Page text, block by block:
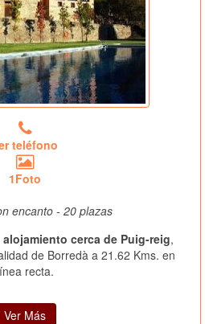
teléfono
1Foto
encanto - 20 plazas
alojamiento cerca de Puig-reig,
de Borredà a 21.62 Kms. en
recta.
Ver Más